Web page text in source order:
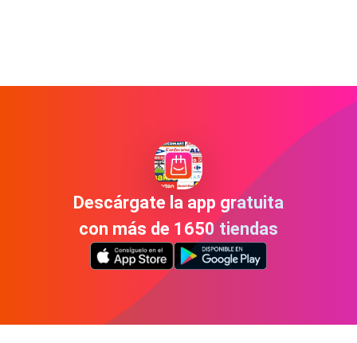
Descárgate la app gratuita
con más de 1650 tiendas